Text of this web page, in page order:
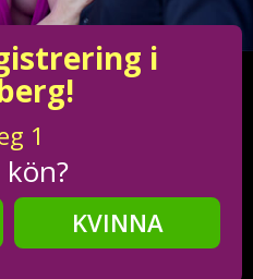
i
1
KVINNA